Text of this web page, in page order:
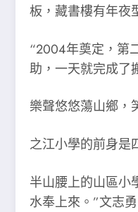
板，藏書樓有年夜
“2004年奠定，第
助，一天就完成了
樂聲悠悠蕩山鄉，
之江小學的前身是
半山腰上的山區小
水奉上來。”文志